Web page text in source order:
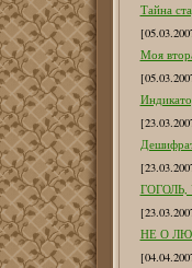
Тайна
Моя
НЕ О